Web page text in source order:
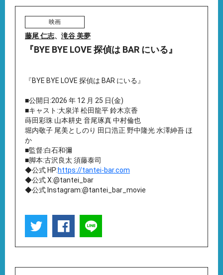
映画
藤尾 仁志、 滝谷 美夢
『BYE BYE LOVE 探偵は BAR にいる』
『BYE BYE LOVE 探偵は BAR にいる』
■公開日:2026 年 12 月 25 日(金)
■キャスト:大泉洋 松田龍平 鈴木京香
蒔田彩珠 山本耕史 音尾琢真 中村倫也
堀内敬子 尾美としのり 田口浩正 野中隆光 水澤紳吾 ほ
か
■監督:白石和彌
■脚本:古沢良太 須藤泰司
◆公式 HP:https://tantei-bar.com
◆公式 X:@tantei_bar
◆公式 Instagram:@tantei_bar_movie